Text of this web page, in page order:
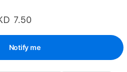
7.50
Notify me